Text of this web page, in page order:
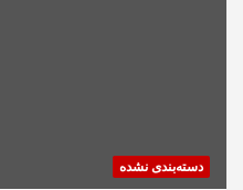
دسته‌بندی نشده